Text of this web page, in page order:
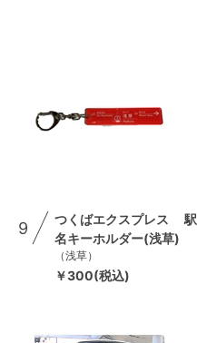
9
つくばエクスプレス 駅
名キーホルダー(浅草)
（浅草）
￥300(税込)